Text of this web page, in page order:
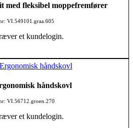
med fleksibel moppefremfører
VI.549101.graa.605
et kundelogin.
håndskovl
VI.56712.groen.270
et kundelogin.